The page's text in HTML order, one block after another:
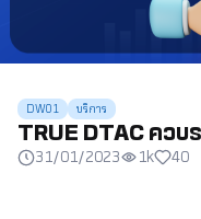
DW01 บริการ
TRUE DTAC ควบ
31/01/2023 1k 40